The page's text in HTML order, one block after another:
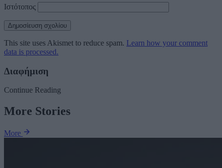
Ιστότοπος
This site uses Akismet to reduce spam. Learn how your comment
data is processed.
Διαφήμιση
Continue Reading
More Stories
More